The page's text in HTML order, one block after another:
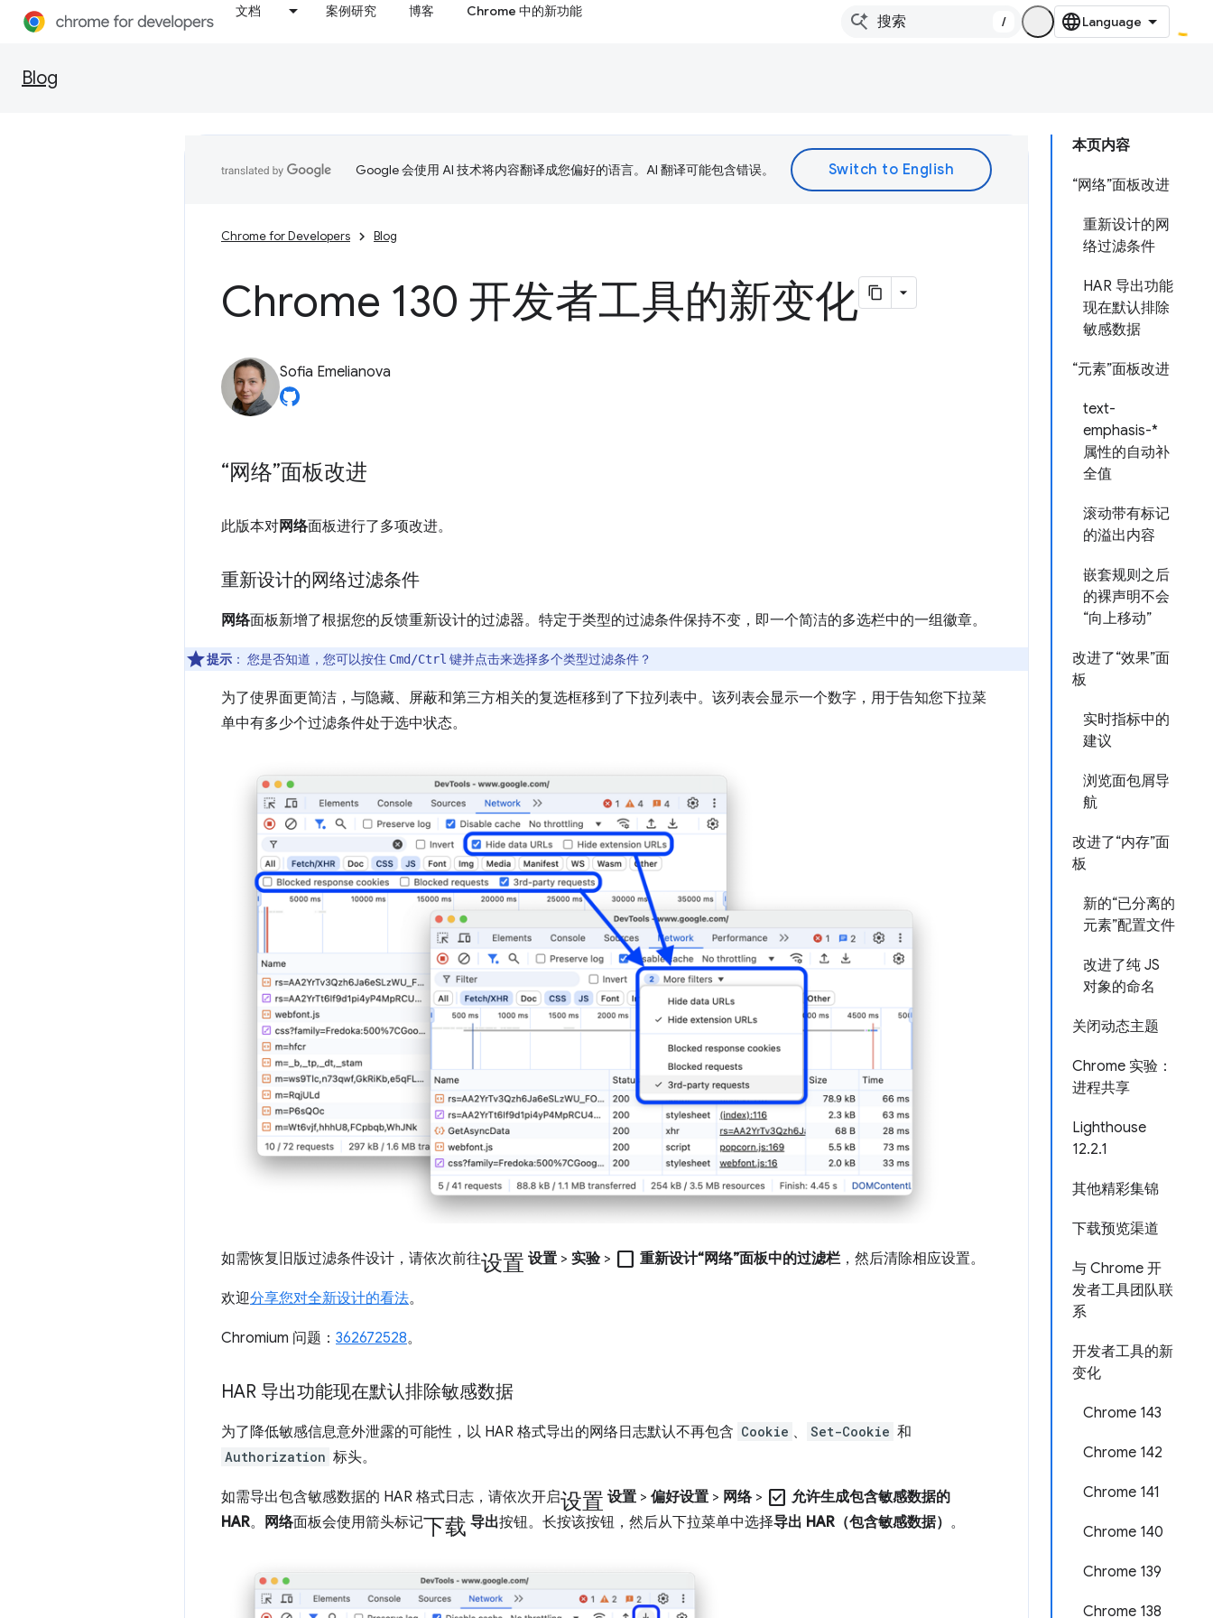
文档 案例研究 博客 Chrome 中的新功能
/
Blog
本页内容
“网络”面板改进
重新设计的网
络过滤条件
HAR 导出功能
现在默认排除
敏感数据
“元素”面板改进
text-
emphasis-*
属性的自动补
全值
滚动带有标记
的溢出内容
嵌套规则之后
的裸声明不会
“向上移动”
改进了“效果”面
板
实时指标中的
建议
浏览面包屑导
航
改进了“内存”面
板
新的“已分离的
元素”配置文件
改进了纯 JS
对象的命名
关闭动态主题
Chrome 实验：
进程共享
Lighthouse
12.2.1
其他精彩集锦
下载预览渠道
与 Chrome 开
发者工具团队联
系
开发者工具的新
变化
Chrome 143
Chrome 142
Chrome 141
Chrome 140
Chrome 139
Chrome 138
Google 会使用 AI 技术将内容翻译成您偏好的语言。AI 翻译可能包含错误。
Chrome for Developers Blog
Chrome 130 开发者工具的新变化
Sofia Emelianova
“网络”面板改进
此版本对网络面板进行了多项改进。
重新设计的网络过滤条件
网络面板新增了根据您的反馈重新设计的过滤器。特定于类型的过滤条件保持不变，即一个简洁的多选栏中的一组徽章。
提示 ： 您是否知道，您可以按住 Cmd/Ctrl 键并点击来选择多个类型过滤条件？
为了使界面更简洁，与隐藏、屏蔽和第三方相关的复选框移到了下拉列表中。该列表会显示一个数字，用于告知您下拉菜
单中有多少个过滤条件处于选中状态。
如需恢复旧版过滤条件设计，请依次前往设置 设置 > 实验> check_box_outline_blank 重新设计“网络”面板中的过滤栏，然后清除相应设置。
欢迎分享您对全新设计的看法。
Chromium 问题： 362672528。
HAR 导出功能现在默认排除敏感数据
为了降低敏感信息意外泄露的可能性，以 HAR 格式导出的网络日志默认不再包含 Cookie 、 Set-Cookie 和
Authorization 标头。
如需导出包含敏感数据的 HAR 格式日志，请依次开启设置 设置 > 偏好设置 > 网络> check_box 允许生成包含敏感数据的
HAR。 网络面板会使用箭头标记下载 导出按钮。长按该按钮，然后从下拉菜单中选择导出 HAR（包含敏感数据） 。